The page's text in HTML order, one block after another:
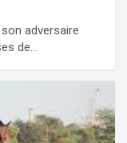
adversaire
de…